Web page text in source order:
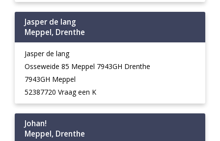
Jasper de lang
Meppel, Drenthe
Jasper de lang
Osseweide 85 Meppel 7943GH Drenthe
7943GH Meppel
52387720 Vraag een K
Johan!
Meppel, Drenthe